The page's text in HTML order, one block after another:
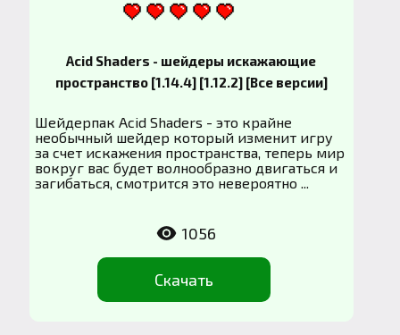
Acid Shaders - шейдеры искажающие
пространство [1.14.4] [1.12.2] [Все версии]
Шейдерпак Acid Shaders - это крайне
необычный шейдер который изменит игру
за счет искажения пространства, теперь мир
вокруг вас будет волнообразно двигаться и
загибаться, смотрится это невероятно ...
Скачать
1056